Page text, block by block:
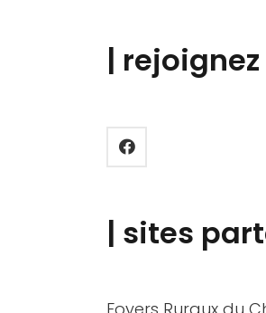
|
| sites